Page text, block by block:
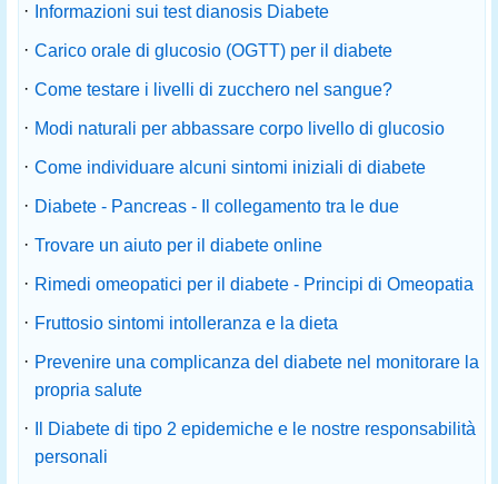
·
Informazioni sui test dianosis Diabete
· Carico orale di glucosio (OGTT) per il diabete
· Come testare i livelli di zucchero nel sangue?
· Modi naturali per abbassare corpo livello di glucosio
· Come individuare alcuni sintomi iniziali di diabete
· Diabete - Pancreas - Il collegamento tra le due
· Trovare un aiuto per il diabete online
· Rimedi omeopatici per il diabete - Principi di Omeopatia
· Fruttosio sintomi intolleranza e la dieta
· Prevenire una complicanza del diabete nel monitorare la
propria salute
·
Il Diabete di tipo 2 epidemiche e le nostre responsabilità
personali